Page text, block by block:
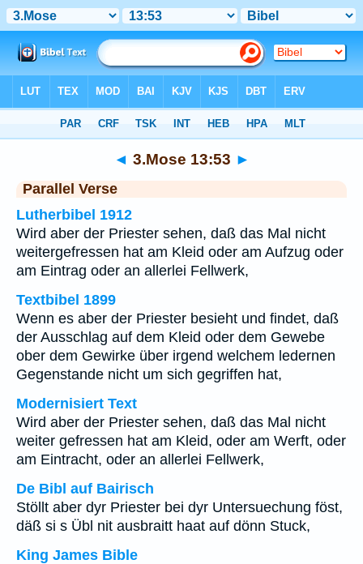
◄ 3.Mose 13:53 ►
Parallel Verse
Lutherbibel 1912
Wird aber der Priester sehen, daß das Mal nicht
weitergefressen hat am Kleid oder am Aufzug oder
am Eintrag oder an allerlei Fellwerk,
Textbibel 1899
Wenn es aber der Priester besieht und findet, daß
der Ausschlag auf dem Kleid oder dem Gewebe
ober dem Gewirke über irgend welchem ledernen
Gegenstande nicht um sich gegriffen hat,
Modernisiert Text
Wird aber der Priester sehen, daß das Mal nicht
weiter gefressen hat am Kleid, oder am Werft, oder
am Eintracht, oder an allerlei Fellwerk,
De Bibl auf Bairisch
Stöllt aber dyr Priester bei dyr Untersuechung föst,
däß si s Übl nit ausbraitt haat auf dönn Stuck,
King James Bible